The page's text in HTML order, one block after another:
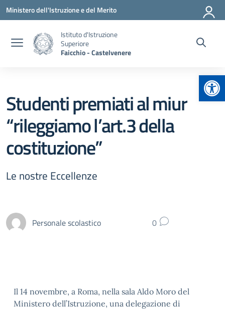
Vai ai contenuti
Vai al menu di navigazione
Vai al footer
Ministero dell'Istruzione e del Merito
Istituto d'Istruzione
Superiore
Faicchio - Castelvenere
Studenti premiati al miur
“rileggiamo l’art.3 della
costituzione”
Le nostre Eccellenze
Personale scolastico 0
Il 14 novembre, a Roma, nella sala Aldo Moro del
Ministero dell’Istruzione, una delegazione di